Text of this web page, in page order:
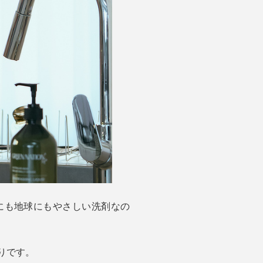
地球にもやさしい洗剤なの
す。